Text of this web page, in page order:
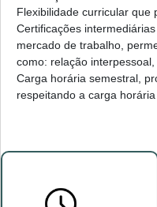
Flexibilidade curricular que
Certificações
mercado de trabalho,
como: relação
Carga horária semestral,
respeitando a carga